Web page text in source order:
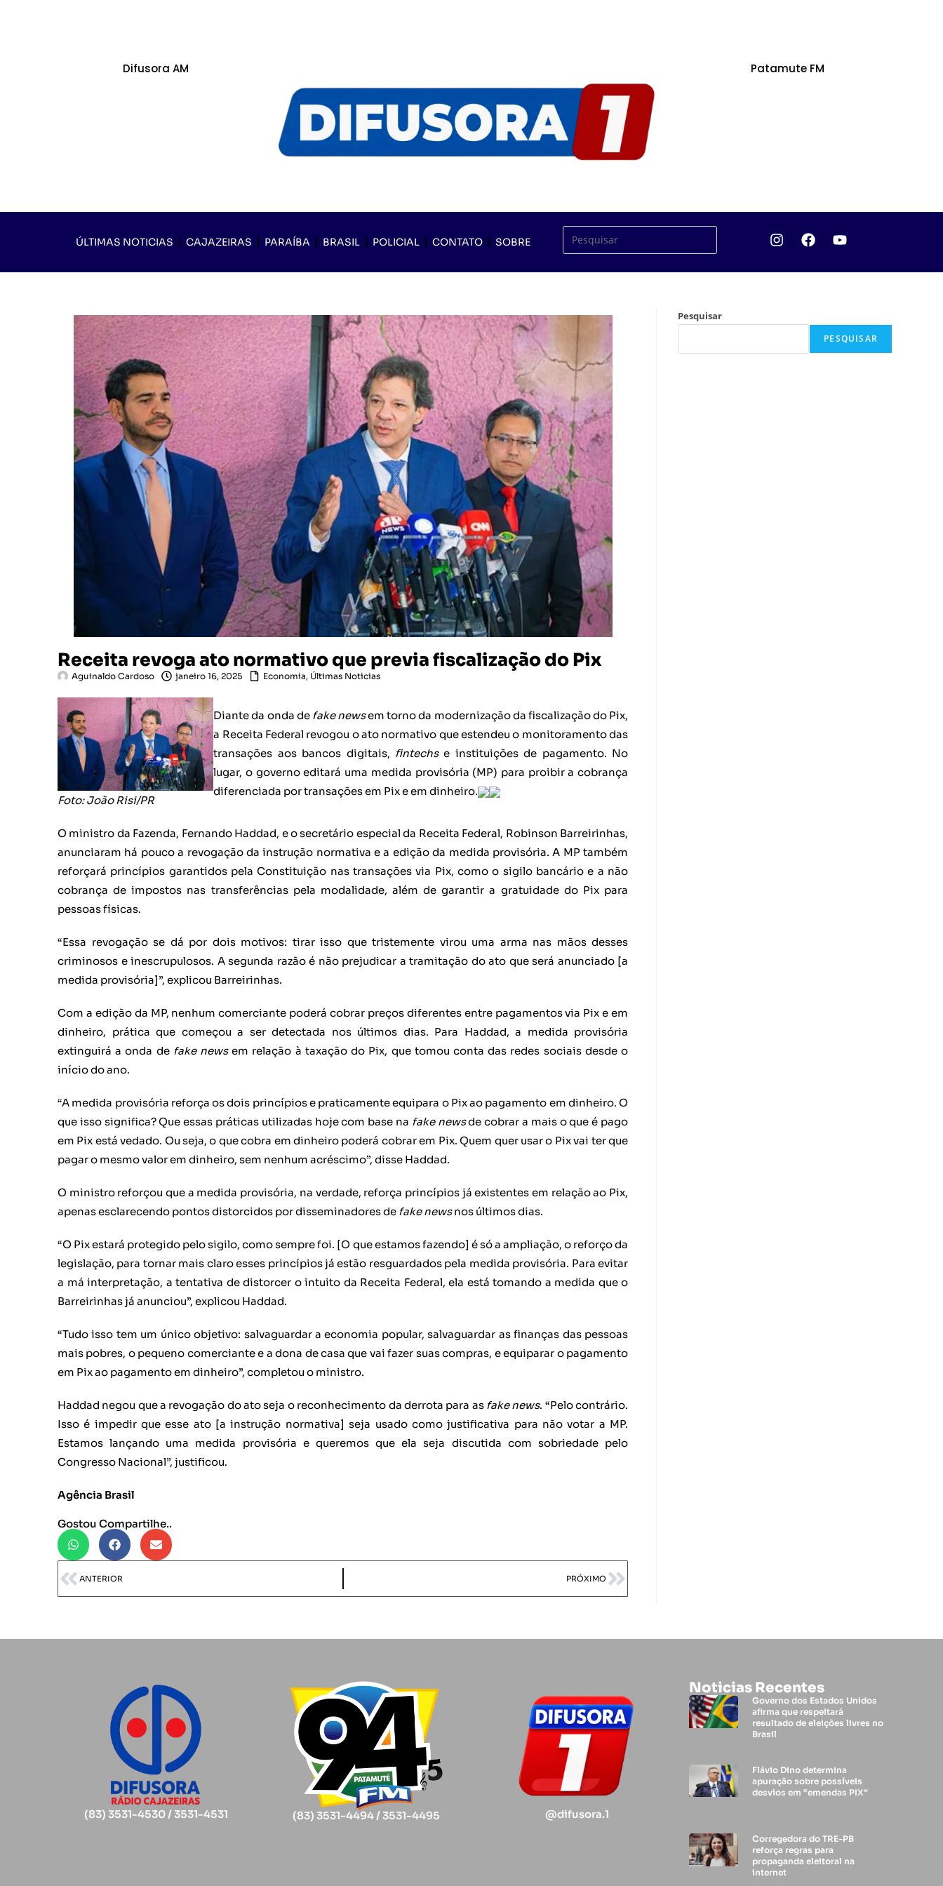
Difusora AM Patamute FM
ÚLTIMAS NOTICIAS CAJAZEIRAS PARAÍBA BRASIL POLICIAL CONTATO SOBRE
Receita revoga ato normativo que previa fiscalização do Pix
Aguinaldo Cardoso janeiro 16, 2025 Economia, Últimas Noticias
Foto: João Risi/PR
Diante da onda de fake newsem torno da modernização da fiscalização do Pix,
a Receita Federal revogou o ato normativo que estendeu o monitoramento das
transações aos bancos digitais, fintechse instituições de pagamento. No
lugar, o governo editará uma medida provisória (MP) para proibir a cobrança
diferenciada por transações em Pix e em dinheiro.
O ministro da Fazenda, Fernando Haddad, e o secretário especial da Receita Federal, Robinson Barreirinhas,
anunciaram há pouco a revogação da instrução normativa e a edição da medida provisória. A MP também
reforçará princípios garantidos pela Constituição nas transações via Pix, como o sigilo bancário e a não
cobrança de impostos nas transferências pela modalidade, além de garantir a gratuidade do Pix para
pessoas físicas.
“Essa revogação se dá por dois motivos: tirar isso que tristemente virou uma arma nas mãos desses
criminosos e inescrupulosos. A segunda razão é não prejudicar a tramitação do ato que será anunciado [a
medida provisória]”, explicou Barreirinhas.
Com a edição da MP, nenhum comerciante poderá cobrar preços diferentes entre pagamentos via Pix e em
dinheiro, prática que começou a ser detectada nos últimos dias. Para Haddad, a medida provisória
extinguirá a onda de fake newsem relação à taxação do Pix, que tomou conta das redes sociais desde o
início do ano.
“A medida provisória reforça os dois princípios e praticamente equipara o Pix ao pagamento em dinheiro. O
que isso significa? Que essas práticas utilizadas hoje com base na fake newsde cobrar a mais o que é pago
em Pix está vedado. Ou seja, o que cobra em dinheiro poderá cobrar em Pix. Quem quer usar o Pix vai ter que
pagar o mesmo valor em dinheiro, sem nenhum acréscimo”, disse Haddad.
O ministro reforçou que a medida provisória, na verdade, reforça princípios já existentes em relação ao Pix,
apenas esclarecendo pontos distorcidos por disseminadores de fake newsnos últimos dias.
“O Pix estará protegido pelo sigilo, como sempre foi. [O que estamos fazendo] é só a ampliação, o reforço da
legislação, para tornar mais claro esses princípios já estão resguardados pela medida provisória. Para evitar
a má interpretação, a tentativa de distorcer o intuito da Receita Federal, ela está tomando a medida que o
Barreirinhas já anunciou”, explicou Haddad.
“Tudo isso tem um único objetivo: salvaguardar a economia popular, salvaguardar as finanças das pessoas
mais pobres, o pequeno comerciante e a dona de casa que vai fazer suas compras, e equiparar o pagamento
em Pix ao pagamento em dinheiro”, completou o ministro.
Haddad negou que a revogação do ato seja o reconhecimento da derrota para as fake news. “Pelo contrário.
Isso é impedir que esse ato [a instrução normativa] seja usado como justificativa para não votar a MP.
Estamos lançando uma medida provisória e queremos que ela seja discutida com sobriedade pelo
Congresso Nacional”, justificou.
Agência Brasil
Gostou Compartilhe..
ANTERIOR PRÓXIMO
Pesquisar
PESQUISAR
(83) 3531-4530 / 3531-4531 (83) 3531-4494 / 3531-4495 @difusora.1
Noticias Recentes
Governo dos Estados Unidos
afirma que respeitará
resultado de eleições livres no
Brasil
Flávio Dino determina
apuração sobre possíveis
desvios em “emendas PIX”
Corregedora do TRE-PB
reforça regras para
propaganda eleitoral na
internet